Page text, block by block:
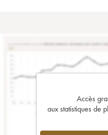
Accès
aux statistiques de